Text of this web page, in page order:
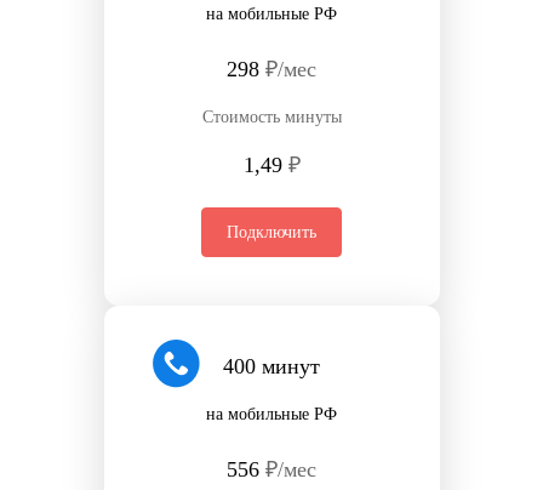
на мобильные РФ
298 ₽/мес
Стоимость минуты
1,49 ₽
Подключить
400 минут
на мобильные РФ
556 ₽/мес